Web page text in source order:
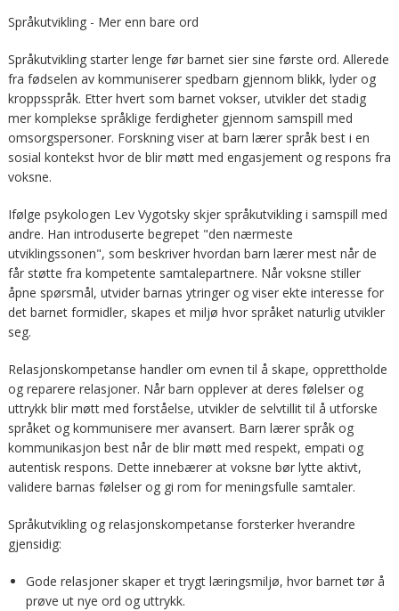
Språkutvikling - Mer enn bare ord
Språkutvikling starter lenge før barnet sier sine første ord. Allerede
fra fødselen av kommuniserer spedbarn gjennom blikk, lyder og
kroppsspråk. Etter hvert som barnet vokser, utvikler det stadig
mer komplekse språklige ferdigheter gjennom samspill med
omsorgspersoner. Forskning viser at barn lærer språk best i en
sosial kontekst hvor de blir møtt med engasjement og respons fra
voksne.
Ifølge psykologen Lev Vygotsky skjer språkutvikling i samspill med
andre. Han introduserte begrepet "den nærmeste
utviklingssonen", som beskriver hvordan barn lærer mest når de
får støtte fra kompetente samtalepartnere. Når voksne stiller
åpne spørsmål, utvider barnas ytringer og viser ekte interesse for
det barnet formidler, skapes et miljø hvor språket naturlig utvikler
seg.
Relasjonskompetanse handler om evnen til å skape, opprettholde
og reparere relasjoner. Når barn opplever at deres følelser og
uttrykk blir møtt med forståelse, utvikler de selvtillit til å utforske
språket og kommunisere mer avansert. Barn lærer språk og
kommunikasjon best når de blir møtt med respekt, empati og
autentisk respons. Dette innebærer at voksne bør lytte aktivt,
validere barnas følelser og gi rom for meningsfulle samtaler.
Språkutvikling og relasjonskompetanse forsterker hverandre
gjensidig:
Gode relasjoner skaper et trygt læringsmiljø, hvor barnet tør å
prøve ut nye ord og uttrykk.